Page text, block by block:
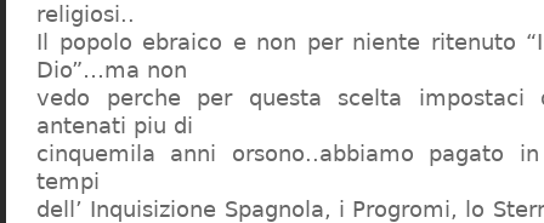
religiosi..
Il popolo ebraico e non per niente ritenuto
Dio”…ma non
vedo perche per questa scelta
antenati piu di
cinquemila anni orsono..abbiamo pagato
tempi
dell’ Inquisizione Spagnola, i Progromi, lo